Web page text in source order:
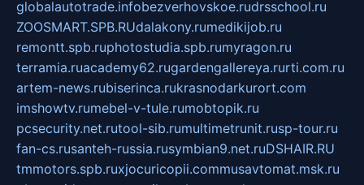
globalautotrade.infobezverhovskoe.rudrsschool.ru
ZOOSMART.SPB.RUdalakony.rumedikijob.ru
remontt.spb.ruphotostudia.spb.rumyragon.ru
terramia.ruacademy62.rugardengallereya.rurti.com.ru
artem-news.rubiserinca.rukrasnodarkurort.com
imshowtv.rumebel-v-tule.rumobtopik.ru
pcsecurity.net.rutool-sib.rumultimetrunit.rusp-tour.ru
fan-cs.rusanteh-russia.rusymbian9.net.ruDSHAIR.RU
tmmotors.spb.ruxjocuricopii.commusavtomat.msk.ru